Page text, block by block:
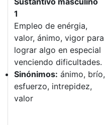
1
Empleo de enérgia,
valor, ánimo, vigor para
lograr algo en especial
venciendo dificultades.
Sinónimos: ánimo, brío,
esfuerzo, intrepidez,
valor